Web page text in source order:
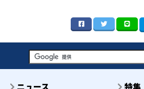
ニュース 特集